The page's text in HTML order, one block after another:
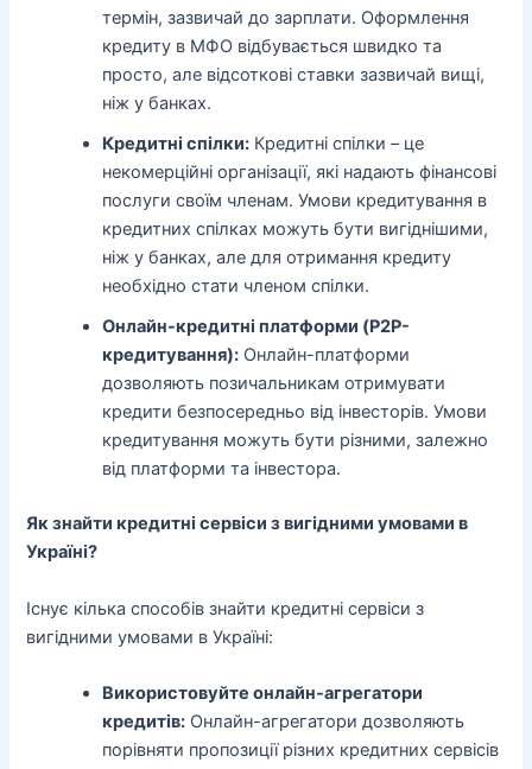
термін, зазвичай до зарплати. Оформлення
кредиту в МФО відбувається швидко та
просто, але відсоткові ставки зазвичай вищі,
ніж у банках.
Кредитні спілки: Кредитні спілки – це
некомерційні організації, які надають фінансові
послуги своїм членам. Умови кредитування в
кредитних спілках можуть бути вигіднішими,
ніж у банках, але для отримання кредиту
необхідно стати членом спілки.
Онлайн-кредитні платформи (P2P-
кредитування): Онлайн-платформи
дозволяють позичальникам отримувати
кредити безпосередньо від інвесторів. Умови
кредитування можуть бути різними, залежно
від платформи та інвестора.
Як знайти кредитні сервіси з вигідними умовами в
Україні?
Існує кілька способів знайти кредитні сервіси з
вигідними умовами в Україні:
Використовуйте онлайн-агрегатори
кредитів: Онлайн-агрегатори дозволяють
порівняти пропозиції різних кредитних сервісів